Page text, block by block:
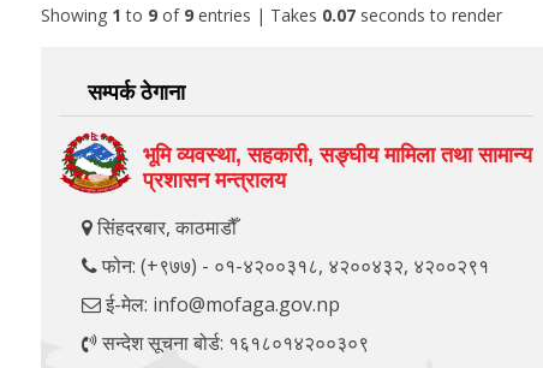
Showing 1 to 9 of 9entries | Takes 0.07seconds to render
सम्पर्क ठेगाना
भूमि व्यवस्था, सहकारी, सङ्‍घीय मामिला तथा सामान्य
प्रशासन मन्त्रालय
सिंहदरबार, काठमाडौँ
फोन: (+९७७) - ०१-४२००३१८, ४२००४३२, ४२००२९१
ई-मेल: info@mofaga.gov.np
सन्देश सूचना बोर्ड: १६१८०१४२००३०९